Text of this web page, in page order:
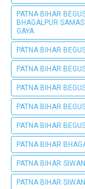
PATNA BIHAR
BHAGALPUR
GAYA
PATNA BIHAR
PATNA BIHAR
PATNA BIHAR
PATNA BIHAR
PATNA BIHAR
PATNA BIHAR
PATNA BIHAR
PATNA BIHAR